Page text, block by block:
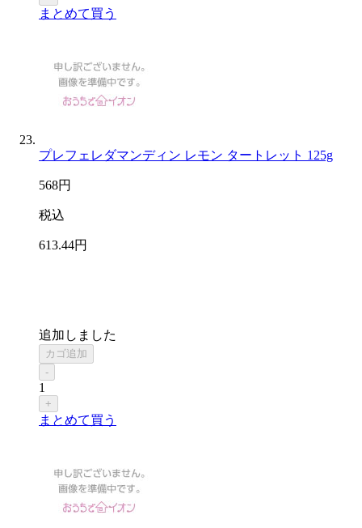
まとめて買う
プレフェレダマンディン レモン タートレット 125g
568円
税込
613.44円
追加しました
カゴ追加
-
1
+
まとめて買う